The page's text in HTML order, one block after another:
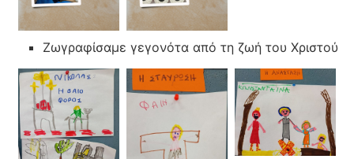
Ζωγραφίσαμε γεγονότα από τη ζωή του Χριστού